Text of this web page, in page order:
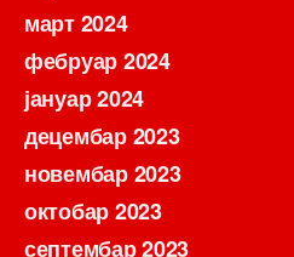
март 2024
фебруар 2024
јануар 2024
децембар 2023
новембар 2023
октобар 2023
септембар 2023